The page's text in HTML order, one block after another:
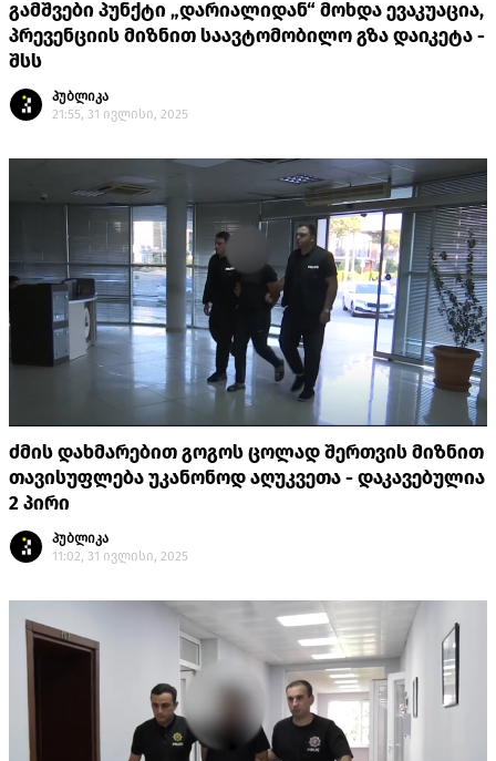
გამშვები პუნქტი „დარიალიდან“ მოხდა ევაკუაცია,
პრევენციის მიზნით საავტომობილო გზა დაიკეტა -
შსს
პუბლიკა
21:55, 31 ივლისი, 2025
ძმის დახმარებით გოგოს ცოლად შერთვის მიზნით
თავისუფლება უკანონოდ აღუკვეთა - დაკავებულია
2 პირი
პუბლიკა
11:02, 31 ივლისი, 2025